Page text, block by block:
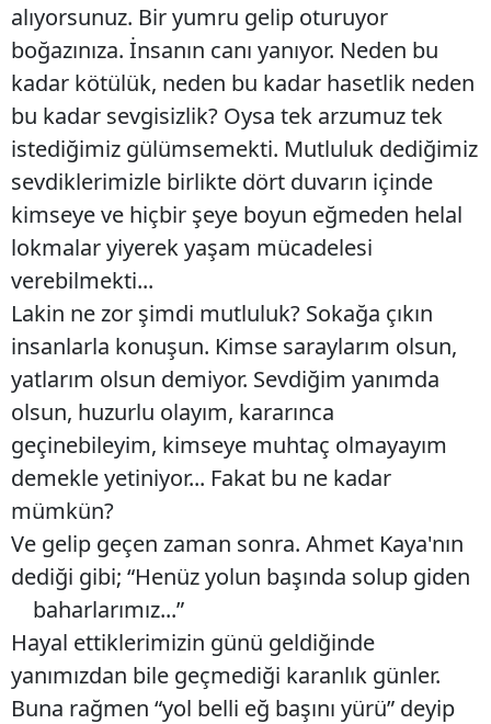
alıyorsunuz. Bir yumru gelip oturuyor
boğazınıza. İnsanın canı yanıyor. Neden bu
kadar kötülük, neden bu kadar hasetlik neden
bu kadar sevgisizlik? Oysa tek arzumuz tek
istediğimiz gülümsemekti. Mutluluk dediğimiz
sevdiklerimizle birlikte dört duvarın içinde
kimseye ve hiçbir şeye boyun eğmeden helal
lokmalar yiyerek yaşam mücadelesi
verebilmekti...
Lakin ne zor şimdi mutluluk? Sokağa çıkın
insanlarla konuşun. Kimse saraylarım olsun,
yatlarım olsun demiyor. Sevdiğim yanımda
olsun, huzurlu olayım, kararınca
geçinebileyim, kimseye muhtaç olmayayım
demekle yetiniyor... Fakat bu ne kadar
mümkün?
Ve gelip geçen zaman sonra. Ahmet Kaya'nın
dediği gibi; “Henüz yolun başında solup giden
baharlarımız...”
Hayal ettiklerimizin günü geldiğinde
yanımızdan bile geçmediği karanlık günler.
Buna rağmen “yol belli eğ başını yürü” deyip